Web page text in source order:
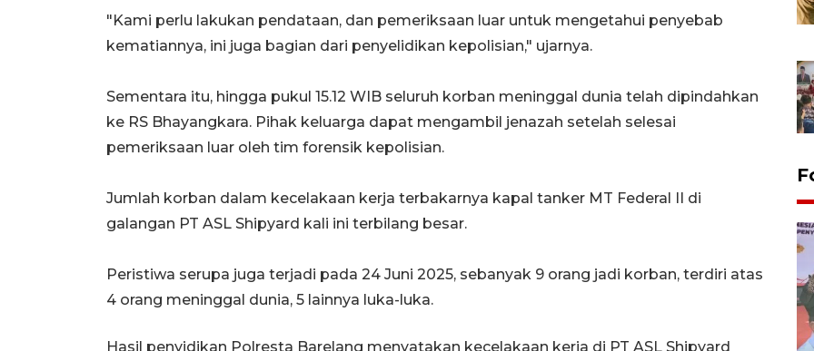
"Kami perlu lakukan pendataan, dan pemeriksaan luar untuk mengetahui penyebab
kematiannya, ini juga bagian dari penyelidikan kepolisian," ujarnya.
Sementara itu, hingga pukul 15.12 WIB seluruh korban meninggal dunia telah dipindahkan
ke RS Bhayangkara. Pihak keluarga dapat mengambil jenazah setelah selesai
pemeriksaan luar oleh tim forensik kepolisian.
Jumlah korban dalam kecelakaan kerja terbakarnya kapal tanker MT Federal II di
galangan PT ASL Shipyard kali ini terbilang besar.
Peristiwa serupa juga terjadi pada 24 Juni 2025, sebanyak 9 orang jadi korban, terdiri atas
4 orang meninggal dunia, 5 lainnya luka-luka.
Hasil penyidikan Polresta Barelang menyatakan kecelakaan kerja di PT ASL Shipyard